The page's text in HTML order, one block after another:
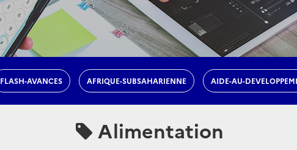
FLASH-AVANCES AFRIQUE-SUBSAHARIENNE AIDE-AU-
Alimentation